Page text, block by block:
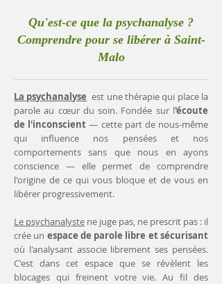
Qu'est-ce que la psychanalyse ?
Comprendre pour se libérer à Saint-
Malo
La psychanalyse est une thérapie qui place la
parole au cœur du soin. Fondée sur l'écoute
de l'inconscient— cette part de nous-même
qui influence nos pensées et nos
comportements sans que nous en ayons
conscience — elle permet de comprendre
l'origine de ce qui vous bloque et de vous en
libérer progressivement.
Le psychanalyste ne juge pas, ne prescrit pas : il
crée un espace de parole libre et sécurisant
où l'analysant associe librement ses pensées.
C'est dans cet espace que se révèlent les
blocages qui freinent votre vie. Au fil des